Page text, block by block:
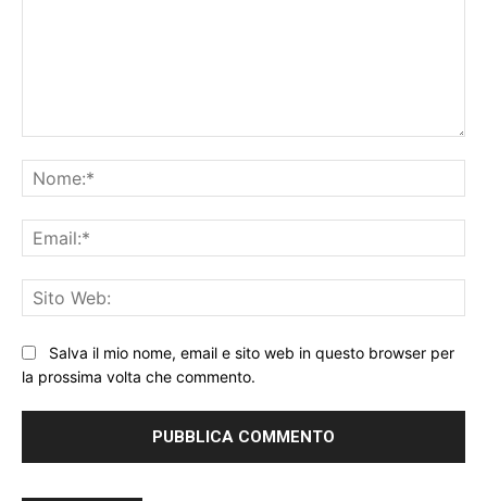
Salva il mio nome, email e sito web in questo browser per
la prossima volta che commento.